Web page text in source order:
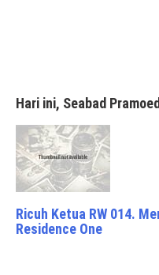
Hari ini, Seabad
Ricuh Ketua RW 014.
Residence One